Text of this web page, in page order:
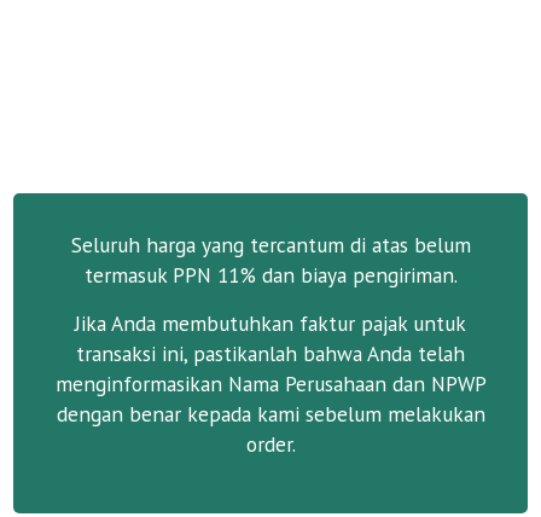
Seluruh harga yang tercantum di atas belum
termasuk PPN 11% dan biaya pengiriman.
Jika Anda membutuhkan faktur pajak untuk
transaksi ini, pastikanlah bahwa Anda telah
menginformasikan Nama Perusahaan dan NPWP
dengan benar kepada kami sebelum melakukan
order.